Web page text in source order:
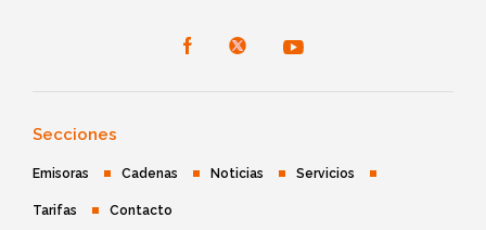
Secciones
Emisoras Cadenas Noticias Servicios
Tarifas Contacto